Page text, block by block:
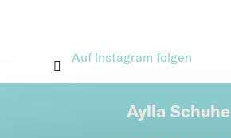
Auf Instagram folgen
Aylla Schuhe